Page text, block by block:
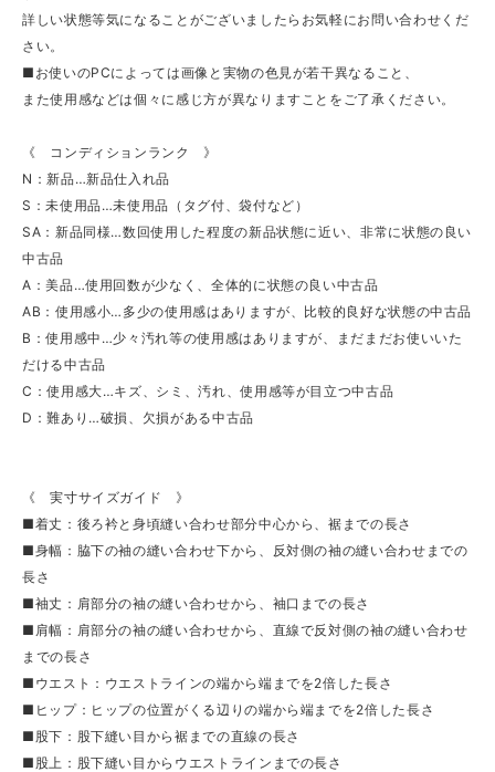
詳しい状態等気になることがございましたらお気軽にお問い合わせくだ
さい。
■お使いのPCによっては画像と実物の色見が若干異なること、
また使用感などは個々に感じ方が異なりますことをご了承ください。
《 コンディションランク 》
N：新品…新品仕入れ品
S：未使用品…未使用品（タグ付、袋付など）
SA：新品同様…数回使用した程度の新品状態に近い、非常に状態の良い
中古品
A：美品…使用回数が少なく、全体的に状態の良い中古品
AB：使用感小…多少の使用感はありますが、比較的良好な状態の中古品
B：使用感中…少々汚れ等の使用感はありますが、まだまだお使いいた
だける中古品
C：使用感大…キズ、シミ、汚れ、使用感等が目立つ中古品
D：難あり…破損、欠損がある中古品
《 実寸サイズガイド 》
■着丈：後ろ衿と身頃縫い合わせ部分中心から、裾までの長さ
■身幅：脇下の袖の縫い合わせ下から、反対側の袖の縫い合わせまでの
長さ
■袖丈：肩部分の袖の縫い合わせから、袖口までの長さ
■肩幅：肩部分の袖の縫い合わせから、直線で反対側の袖の縫い合わせ
までの長さ
■ウエスト：ウエストラインの端から端までを2倍した長さ
■ヒップ：ヒップの位置がくる辺りの端から端までを2倍した長さ
■股下：股下縫い目から裾までの直線の長さ
■股上：股下縫い目からウエストラインまでの長さ